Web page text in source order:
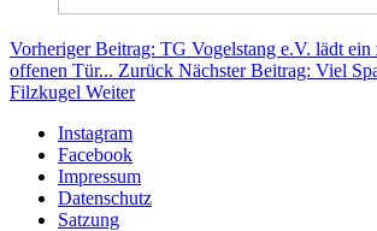
Vorheriger Beitrag: TG Vogelstang e.V. lädt ein
offenen Tür... Zurück Nächster Beitrag: Viel
Filzkugel Weiter
Instagram
Facebook
Impressum
Datenschutz
Satzung